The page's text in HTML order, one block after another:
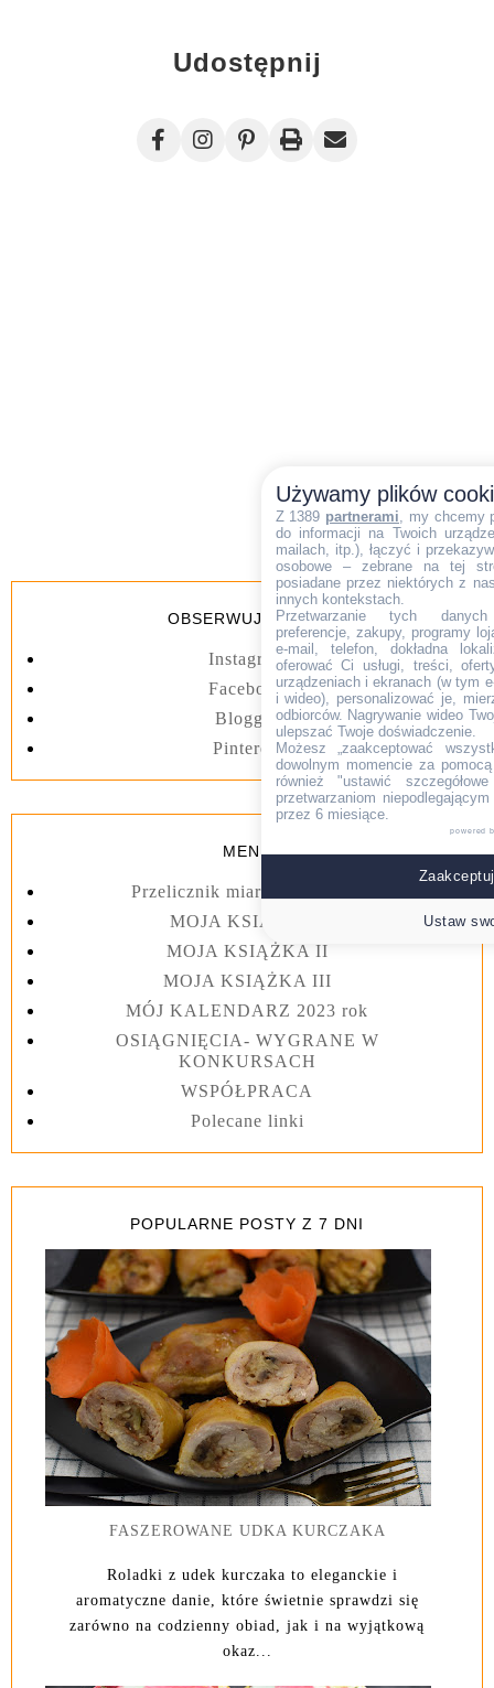
Udostępnij
OBSERWUJ BLOGA
Instagram
Facebook
Blogger
Pinterest
MENU
Przelicznik miar kuchennych
MOJA KSIĄŻKA I
MOJA KSIĄŻKA II
MOJA KSIĄŻKA III
MÓJ KALENDARZ 2023 rok
OSIĄGNIĘCIA- WYGRANE W
KONKURSACH
WSPÓŁPRACA
Polecane linki
POPULARNE POSTY Z 7 DNI
FASZEROWANE UDKA KURCZAKA
Roladki z udek kurczaka to eleganckie i
aromatyczne danie, które świetnie sprawdzi się
zarówno na codzienny obiad, jak i na wyjątkową
okaz...
Używamy plików
Z 1389 partnerami, my chcemy
do informacji na Twoich
mailach, itp.), łączyć i
osobowe – zebrane na tej
posiadane przez niektórych z
innych kontekstach.
Przetwarzanie tych danych
preferencje, zakupy, programy
e-mail, telefon, dokładna
oferować Ci usługi, treści,
urządzeniach i ekranach (w tym
i wideo), personalizować je,
odbiorców. Nagrywanie wideo
ulepszać Twoje doświadczenie.
Możesz „zaakceptować
dowolnym momencie za
również "ustawić
przetwarzaniom
przez 6 miesiące.
powered
Ustaw